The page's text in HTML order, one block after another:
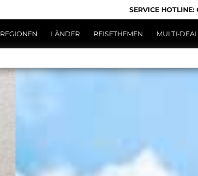
SERVICE
REGIONEN LÄNDER REISETHEMEN MULTI-